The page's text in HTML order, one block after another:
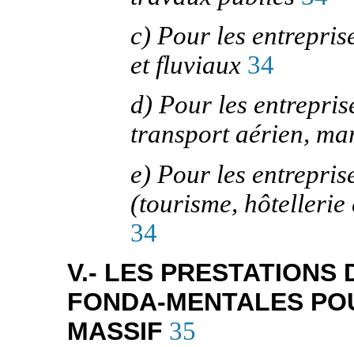
c) Pour les
et fluviaux 34
d) Pour les
transport aérien,
e) Pour les
(tourisme, hôtellerie
34
V.- LES PRESTATIONS
FONDA-MENTALES
MASSIF 35